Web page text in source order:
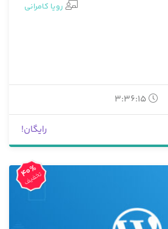
رویا کامرانی
3:36:15
رایگان!
40%
تخفیف